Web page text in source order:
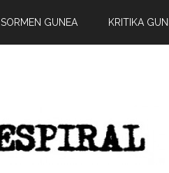
SORMEN GUNEA KRITIKA